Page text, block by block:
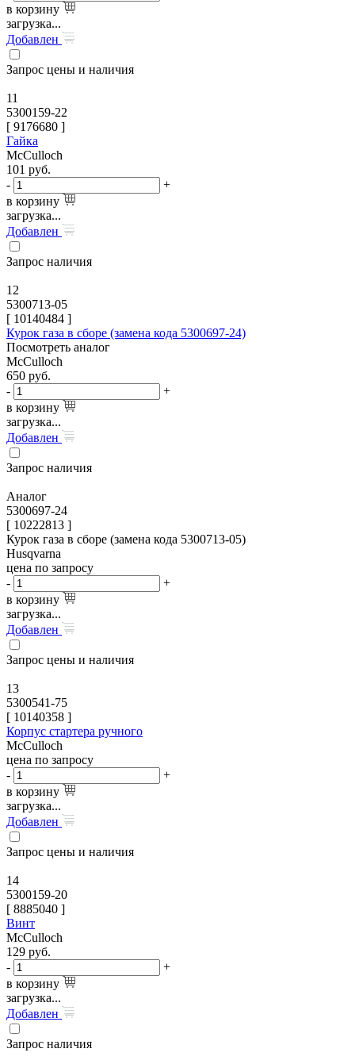
в корзину
загрузка...
Добавлен
Запрос цены и наличия
11
5300159-22
[ 9176680 ]
Гайка
McCulloch
101 руб.
-
+
в корзину
загрузка...
Добавлен
Запрос наличия
12
5300713-05
[ 10140484 ]
Курок газа в сборе (замена кода 5300697-24)
Посмотреть аналог
McCulloch
650 руб.
-
+
в корзину
загрузка...
Добавлен
Запрос наличия
Аналог
5300697-24
[ 10222813 ]
Курок газа в сборе (замена кода 5300713-05)
Husqvarna
цена по запросу
-
+
в корзину
загрузка...
Добавлен
Запрос цены и наличия
13
5300541-75
[ 10140358 ]
Корпус стартера ручного
McCulloch
цена по запросу
-
+
в корзину
загрузка...
Добавлен
Запрос цены и наличия
14
5300159-20
[ 8885040 ]
Винт
McCulloch
129 руб.
-
+
в корзину
загрузка...
Добавлен
Запрос наличия